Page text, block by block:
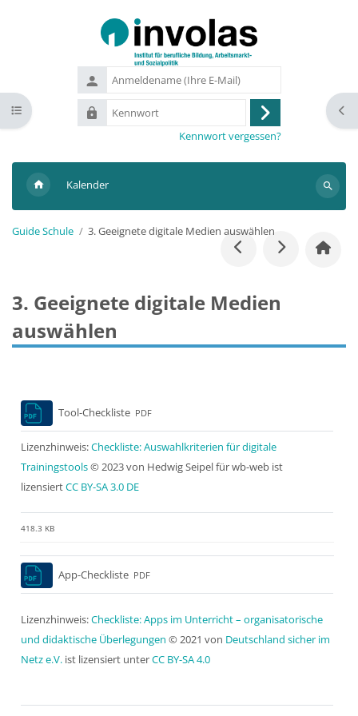
Anmeldename
(Ihre
Kennwort
Anmelden
Kennwort vergessen?
Kalender
Suchen
Kursindex öffnen
Guide Schule 3. Geeignete digitale Medien auswählen
3. Geeignete digitale Medien
auswählen
Tool-Checkliste PDF
Lizenzhinweis:Checkliste: Auswahlkriterien für digitale
Trainingstools© 2023 von Hedwig Seipel für wb-web ist
lizensiertCC BY-SA 3.0 DE
418.3 KB
App-Checkliste PDF
Lizenzhinweis:Checkliste: Apps im Unterricht – organisatorische
und didaktische Überlegungen © 2021 von Deutschland sicher im
Netz e.V. ist lizensiert unterCC BY-SA 4.0